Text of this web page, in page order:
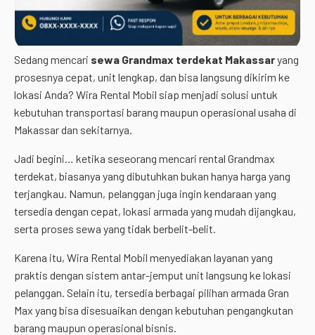
Sedang mencari sewa Grandmax terdekat Makassaryang
prosesnya cepat, unit lengkap, dan bisa langsung dikirim ke
lokasi Anda? Wira Rental Mobil siap menjadi solusi untuk
kebutuhan transportasi barang maupun operasional usaha di
Makassar dan sekitarnya.
Jadi begini… ketika seseorang mencari rental Grandmax
terdekat, biasanya yang dibutuhkan bukan hanya harga yang
terjangkau. Namun, pelanggan juga ingin kendaraan yang
tersedia dengan cepat, lokasi armada yang mudah dijangkau,
serta proses sewa yang tidak berbelit-belit.
Karena itu, Wira Rental Mobil menyediakan layanan yang
praktis dengan sistem antar-jemput unit langsung ke lokasi
pelanggan. Selain itu, tersedia berbagai pilihan armada Gran
Max yang bisa disesuaikan dengan kebutuhan pengangkutan
barang maupun operasional bisnis.